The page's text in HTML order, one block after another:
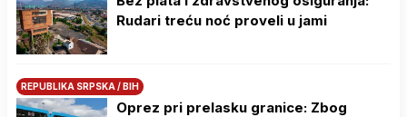
Rudari treću noć proveli u jami
REPUBLIKA SRPSKA / BIH
Oprez pri prelasku granice: Zbog